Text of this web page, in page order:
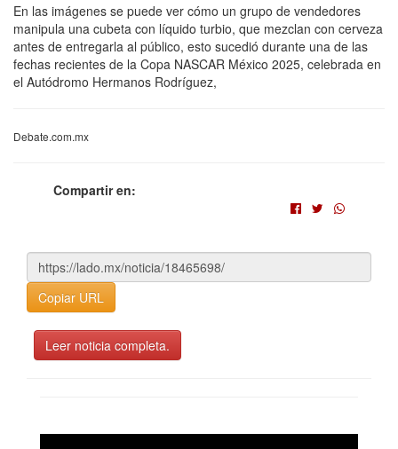
En las imágenes se puede ver cómo un grupo de vendedores
manipula una cubeta con líquido turbio, que mezclan con cerveza
antes de entregarla al público, esto sucedió durante una de las
fechas recientes de la Copa NASCAR México 2025, celebrada en
el Autódromo Hermanos Rodríguez,
Debate.com.mx
Compartir en:
Copiar URL
Leer noticia completa.